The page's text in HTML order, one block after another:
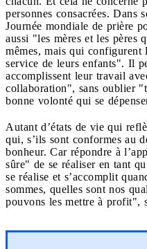
personnes consacrées. Dans
Journée mondiale de prière
aussi "les mères et les pères
mêmes, mais qui configurent
service de leurs enfants". Il
accomplissent leur travail
collaboration", sans oublier
bonne volonté qui se
Autant d’états de vie qui
qui, s’ils sont conformes au
bonheur. Car répondre à
sûre" de se réaliser en tant
se réalise et s’accomplit
sommes, quelles sont nos
pouvons les mettre à profit",